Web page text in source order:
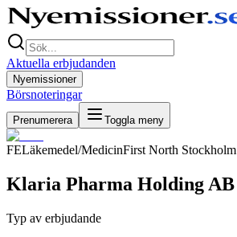
Aktuella erbjudanden
Nyemissioner
Börsnoteringar
Prenumerera Toggla meny
FELäkemedel/MedicinFirst North Stockholm
Klaria Pharma Holding AB
Typ av erbjudande